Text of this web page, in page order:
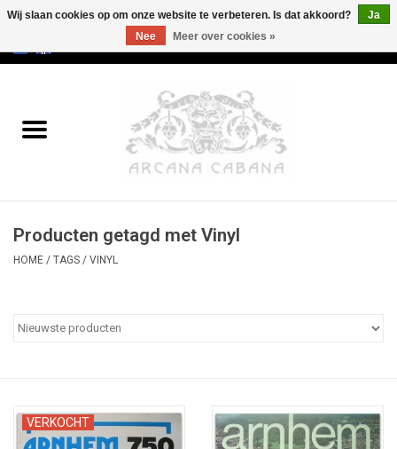
Oud & Zeldzaam
Erotica
Categorieën
Producten getagd met Vinyl
HOME / TAGS / VINYL
VERKOCHT
Wij slaan cookies op om onze website te verbeteren. Is dat akkoord?
Ja
Nee
Meer over cookies »